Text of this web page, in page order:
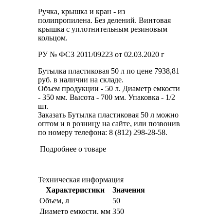
Ручка, крышка и кран - из
полипропилена. Без делений. Винтовая
крышка с уплотнительным резиновым
кольцом.
РУ № ФСЗ 2011/09223 от 02.03.2020 г
Бутылка пластиковая 50 л по цене 7938,81
руб. в наличии на складе.
Объем продукции - 50 л. Диаметр емкости
- 350 мм. Высота - 700 мм. Упаковка - 1/2
шт.
Заказать Бутылка пластиковая 50 л можно
оптом и в розницу на сайте, или позвонив
по номеру телефона: 8 (812) 298-28-58.
Подробнее о товаре
Техническая информация
Характеристики
Значения
Объем, л
50
Диаметр емкости, мм 350